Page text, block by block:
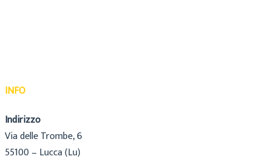
INFO
Indirizzo
Via delle Trombe, 6
55100 – Lucca (Lu)